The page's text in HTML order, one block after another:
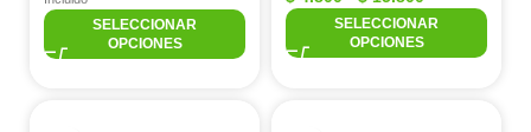
SELECCIONAR
OPCIONES
SELECCIONAR
OPCIONES